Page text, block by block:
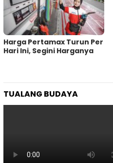
Harga Pertamax Turun Per
Hari Ini, Segini Harganya
TUALANG BUDAYA